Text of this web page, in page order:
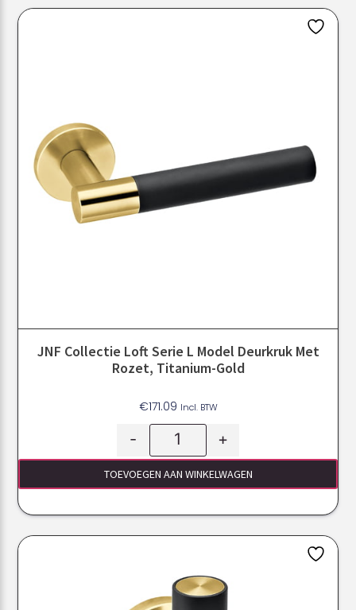
JNF Collectie Loft Serie L Model Deurkruk Met
Rozet, Titanium-Gold
€171.09 Incl. BTW
- +
TOEVOEGEN AAN WINKELWAGEN